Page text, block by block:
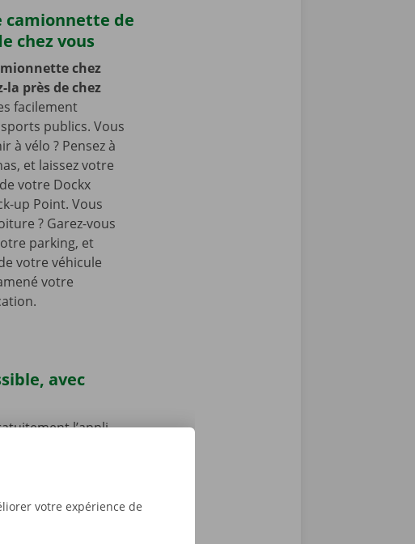
camionnette de
chez vous
chez
la près de chez
facilement
publics. Vous
à vélo ? Pensez à
et laissez votre
votre Dockx
up Point. Vous
? Garez-vous
parking, et
votre véhicule
votre
avec
l’appli
qui convient le
votre expérience de